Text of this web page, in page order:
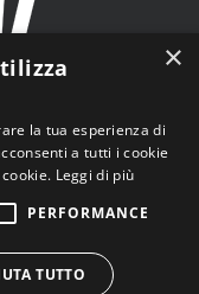
- Viale Tiziano
×
la tua esperienza di
a tutti i cookie
Leggi di più
PERFORMANCE
TUTTO